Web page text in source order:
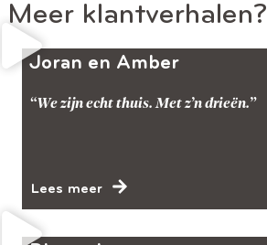
Meer klantverhalen?
Joran en Amber
“We zijn echt thuis. Met z’n drieën.”
Lees meer